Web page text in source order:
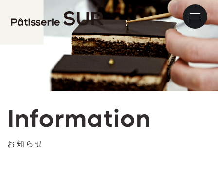
パティス
Information
お知らせ